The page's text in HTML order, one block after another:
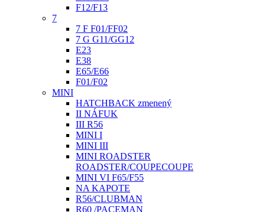
F12/F13
7
7 F F01/FF02
7 G G11/GG12
E23
E38
E65/E66
F01/F02
MINI
HATCHBACK zmenený
II NÁFUK
III R56
MINI I
MINI III
MINI ROADSTER
ROADSTER/COUPECOUPE
MINI VI F65/F55
NA KAPOTE
R56/CLUBMAN
R60 /PACEMAN